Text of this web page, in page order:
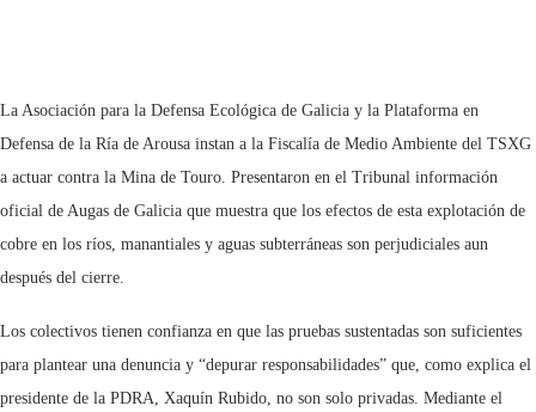
La Asociación para la Defensa Ecológica de Galicia y la Plataforma en
Defensa de la Ría de Arousa instan a la Fiscalía de Medio Ambiente del TSXG
a actuar contra la Mina de Touro. Presentaron en el Tribunal información
oficial de Augas de Galicia que muestra que los efectos de esta explotación de
cobre en los ríos, manantiales y aguas subterráneas son perjudiciales aun
después del cierre.
Los colectivos tienen confianza en que las pruebas sustentadas son suficientes
para plantear una denuncia y “depurar responsabilidades” que, como explica el
presidente de la PDRA, Xaquín Rubido, no son solo privadas. Mediante el